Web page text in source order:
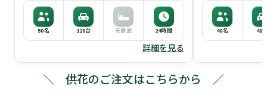
50名 120台 安置室 24時間
詳細を見る
40名 48
＼ 供花のご注文はこちらから ／